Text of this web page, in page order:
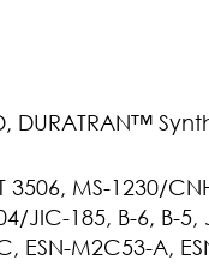
DURATRAN™
3506, MS-1230/
JIC-185, B-6, B-5,
ESN-M2C53-A,